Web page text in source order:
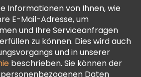
Informationen von Ihnen, wie
E-Mail-Adresse, um
und Ihre Serviceanfragen
zu können. Dies wird auch
und in unserer
beschrieben. Sie können der
Daten